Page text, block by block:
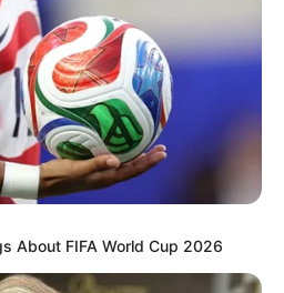
About FIFA World Cup 2026